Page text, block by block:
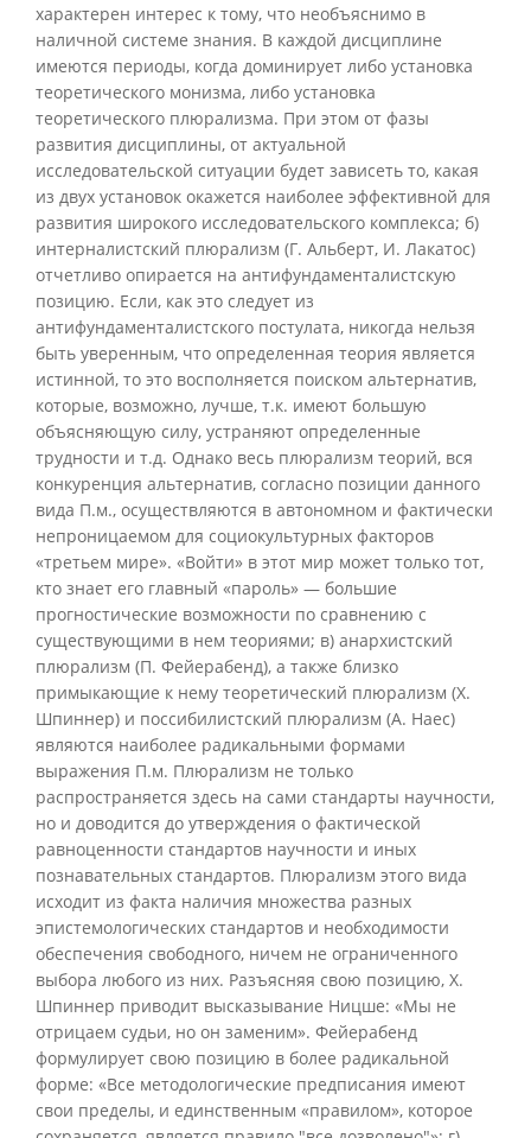
характерен интерес к тому, что необъяснимо в
наличной системе знания. В каждой дисциплине
имеются периоды, когда доминирует либо установка
теоретического монизма, либо установка
теоретического плюрализма. При этом от фазы
развития дисциплины, от актуальной
исследовательской ситуации будет зависеть то, какая
из двух установок окажется наиболее эффективной для
развития широкого исследовательского комплекса; б)
интерналистский плюрализм (Г. Альберт, И. Лакатос)
отчетливо опирается на антифундаменталистскую
позицию. Если, как это следует из
антифундаменталистского постулата, никогда нельзя
быть уверенным, что определенная теория является
истинной, то это восполняется поиском альтернатив,
которые, возможно, лучше, т.к. имеют большую
объясняющую силу, устраняют определенные
трудности и т.д. Однако весь плюрализм теорий, вся
конкуренция альтернатив, согласно позиции данного
вида П.м., осуществляются в автономном и фактически
непроницаемом для социокультурных факторов
«третьем мире». «Войти» в этот мир может только тот,
кто знает его главный «пароль» — большие
прогностические возможности по сравнению с
существующими в нем теориями; в) анархистский
плюрализм (П. Фейерабенд), а также близко
примыкающие к нему теоретический плюрализм (X.
Шпиннер) и поссибилистский плюрализм (А. Наес)
являются наиболее радикальными формами
выражения П.м. Плюрализм не только
распространяется здесь на сами стандарты научности,
но и доводится до утверждения о фактической
равноценности стандартов научности и иных
познавательных стандартов. Плюрализм этого вида
исходит из факта наличия множества разных
эпистемологических стандартов и необходимости
обеспечения свободного, ничем не ограниченного
выбора любого из них. Разъясняя свою позицию, X.
Шпиннер приводит высказывание Ницше: «Мы не
отрицаем судьи, но он заменим». Фейерабенд
формулирует свою позицию в более радикальной
форме: «Все методологические предписания имеют
свои пределы, и единственным «правилом», которое